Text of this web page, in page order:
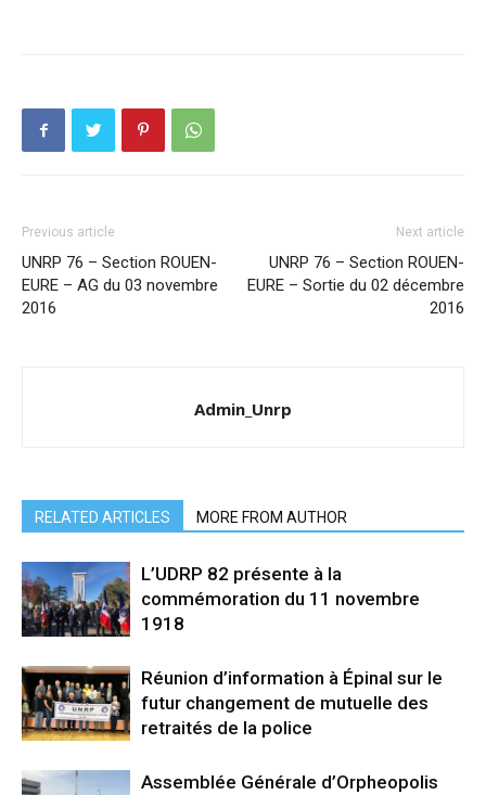
Previous article
UNRP 76 – Section ROUEN-
EURE – AG du 03 novembre
2016
Next article
UNRP 76 – Section ROUEN-
EURE – Sortie du 02 décembre
2016
Admin_Unrp
RELATED ARTICLES MORE FROM AUTHOR
L’UDRP 82 présente à la
commémoration du 11 novembre
1918
Réunion d’information à Épinal sur le
futur changement de mutuelle des
retraités de la police
Assemblée Générale d’Orpheopolis